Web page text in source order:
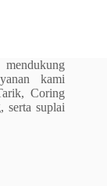
kami
Coring
serta suplai